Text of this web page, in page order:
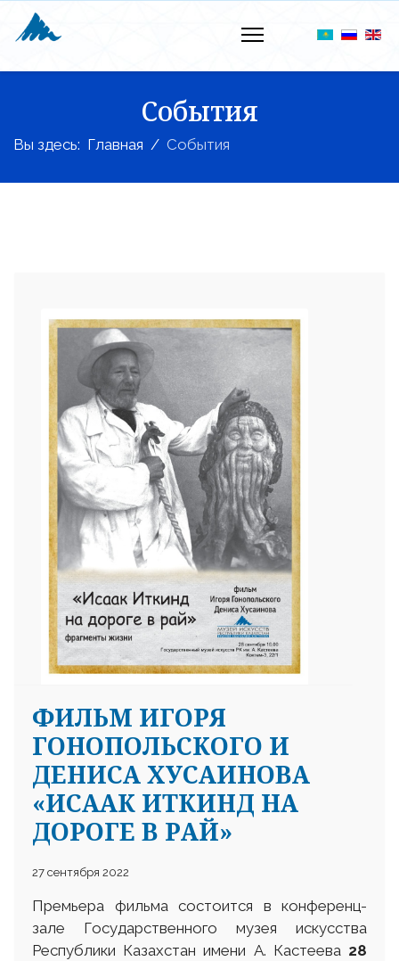
События
Вы здесь: Главная События
ФИЛЬМ ИГОРЯ
ГОНОПОЛЬСКОГО И
ДЕНИСА ХУСАИНОВА
«ИСААК ИТКИНД НА
ДОРОГЕ В РАЙ»
27 сентября 2022
Премьера фильма состоится в конференц-
зале Государственного музея искусства
Республики Казахстан имени А. Кастеева 28